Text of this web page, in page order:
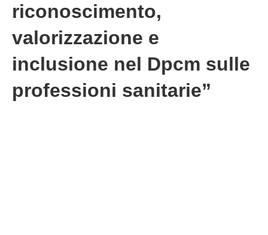
riconoscimento,
valorizzazione e
inclusione nel Dpcm sulle
professioni sanitarie”